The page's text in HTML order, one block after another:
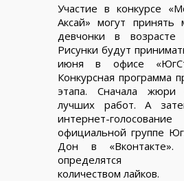
Участие в конкурсе
Аксай» могут принять
девчонки в
Рисунки будут
июня в офисе
Конкурсная программа
этапа. Сначала жюри
лучших работ. А
интернет-
официальной группе
Дон в «Вконтакте».
определятся
количеством лайков.